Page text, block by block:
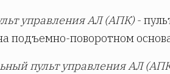
управления АЛ (АПК)-
подъемно-поворотном
пульт управления АЛ